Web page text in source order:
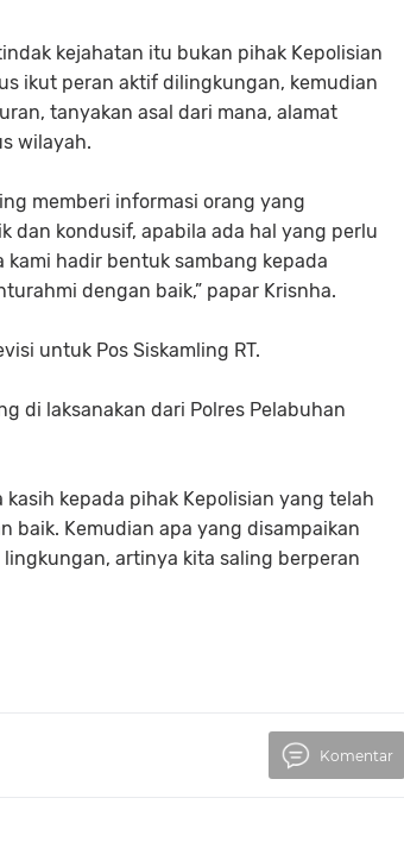
kejahatan itu bukan pihak Kepolisian
ikut peran aktif dilingkungan, kemudian
tanyakan asal dari mana, alamat
wilayah.
memberi informasi orang yang
dan kondusif, apabila ada hal yang perlu
hadir bentuk sambang kepada
dengan baik,” papar Krisnha.
untuk Pos Siskamling RT.
di laksanakan dari Polres Pelabuhan
kasih kepada pihak Kepolisian yang telah
baik. Kemudian apa yang disampaikan
artinya kita saling berperan
Komentar